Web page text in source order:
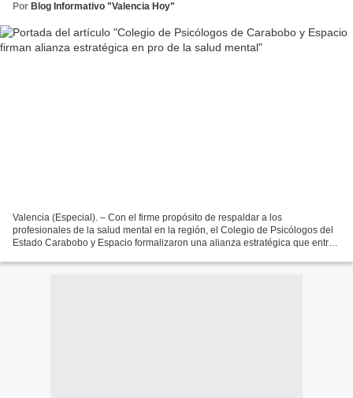
Por Blog Informativo "Valencia Hoy"
Valencia (Especial). – Con el firme propósito de respaldar a los
profesionales de la salud mental en la región, el Colegio de Psicólogos del
Estado Carabobo y Espacio formalizaron una alianza estratégica que entró